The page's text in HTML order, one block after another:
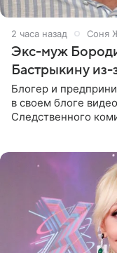
2 часа назад Соня
Экс-муж
Бастрыкину из-
Блогер и
в своем блоге
Следственного